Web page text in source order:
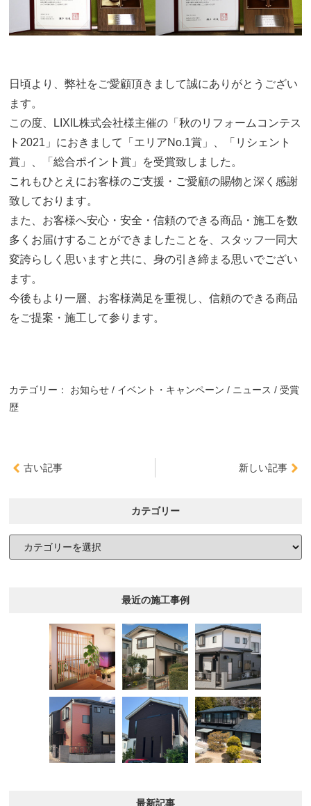
日頃より、弊社をご愛顧頂きまして誠にありがとうござい
ます。
この度、LIXIL株式会社様主催の「秋のリフォームコンテス
ト2021」におきまして「エリアNo.1賞」、「リシェント
賞」、「総合ポイント賞」を受賞致しました。
これもひとえにお客様のご支援・ご愛顧の賜物と深く感謝
致しております。
また、お客様へ安心・安全・信頼のできる商品・施工を数
多くお届けすることができましたことを、スタッフ一同大
変誇らしく思いますと共に、身の引き締まる思いでござい
ます。
今後もより一層、お客様満足を重視し、信頼のできる商品
をご提案・施工して参ります。
カテゴリー： お知らせ イベント・キャンペーン ニュース
受賞
歴
古い記事 新しい記事
カテゴリー
最近の施工事例
最新記事